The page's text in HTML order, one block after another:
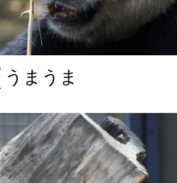
うまうま